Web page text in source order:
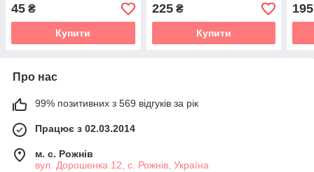
45 ₴
Купити
225₴
Купити
195
Про нас
99% позитивних з 569 відгуків за рік
Працює з 02.03.2014
м. с. Рожнів
вул. Дорошенка 12, с. Рожнів, Україна